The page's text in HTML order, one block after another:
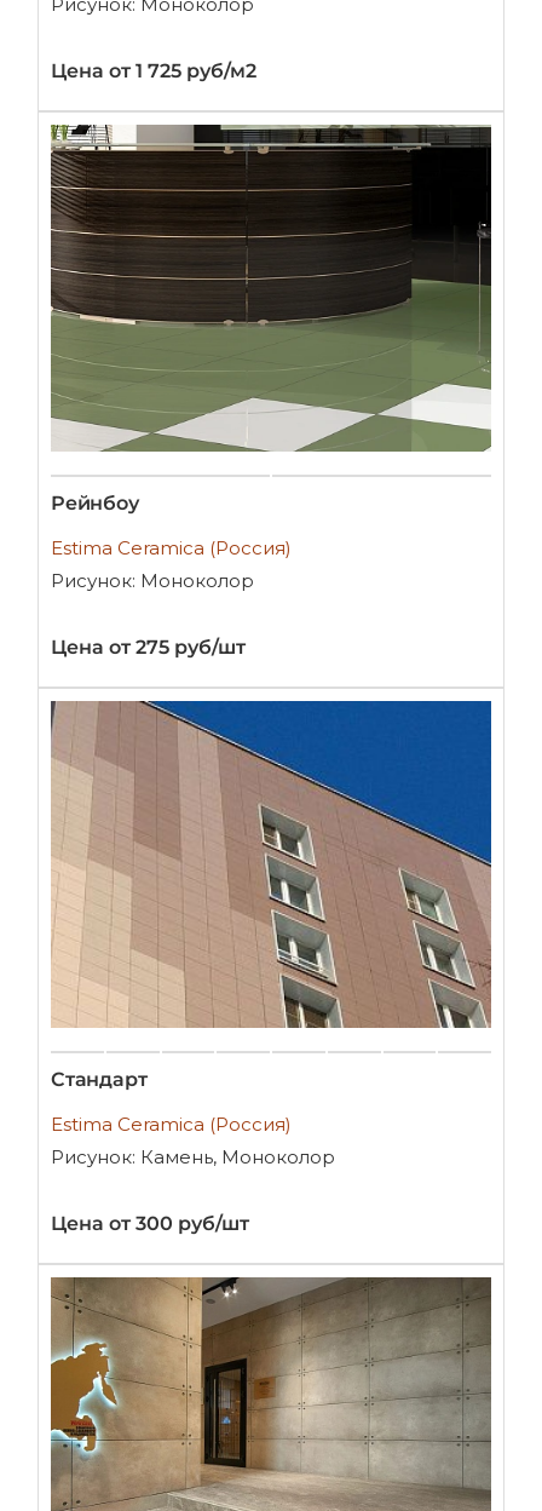
Цена от 1 725 руб/м2
Рейнбоу
Estima Ceramica (Россия)
Рисунок: Моноколор
Цена от 275 руб/шт
Стандарт
Estima Ceramica (Россия)
Рисунок: Камень, Моноколор
Цена от 300 руб/шт